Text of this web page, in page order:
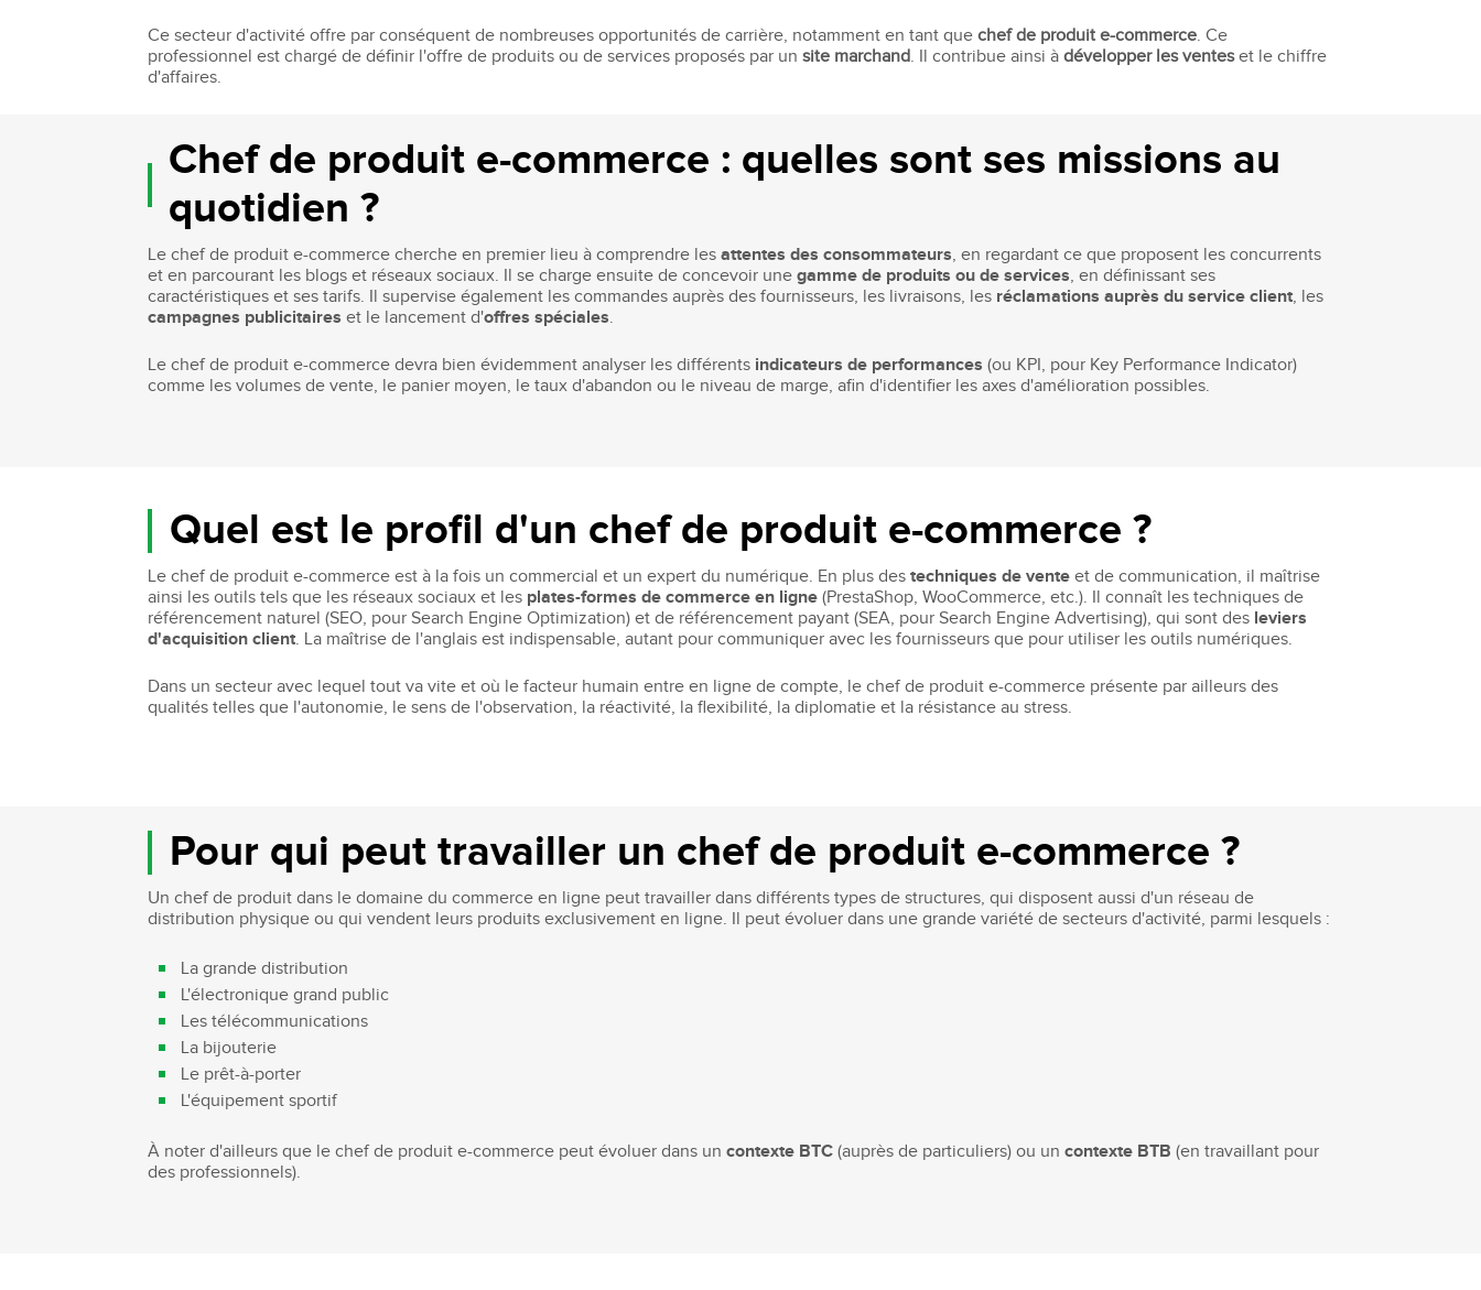
Ce secteur d'activité offre par conséquent de nombreuses opportunités de carrière, notamment en tant quechef de produit e-commerce. Ce
professionnel est chargé de définir l'offre de produits ou de services proposés par unsite marchand. Il contribue ainsi àdévelopper les venteset le chiffre
d'affaires.
Chef de produit e-commerce : quelles sont ses missions au
quotidien ?
Le chef de produit e-commerce cherche en premier lieu à comprendre lesattentes des consommateurs, en regardant ce que proposent les concurrents
et en parcourant les blogs et réseaux sociaux. Il se charge ensuite de concevoir unegamme de produits ou de services, en définissant ses
caractéristiques et ses tarifs. Il supervise également les commandes auprès des fournisseurs, les livraisons, les réclamations auprès du service client, les
campagnes publicitaires et le lancement d'offres spéciales.
Le chef de produit e-commerce devra bien évidemment analyser les différents indicateurs de performances (ou KPI, pour Key Performance Indicator)
comme les volumes de vente, le panier moyen, le taux d'abandon ou le niveau de marge, afin d'identifier les axes d'amélioration possibles.
Quel est le profil d'un chef de produit e-commerce ?
Le chef de produit e-commerce est à la fois un commercial et un expert du numérique. En plus destechniques de vente et de communication, il maîtrise
ainsi les outils tels que les réseaux sociaux et les plates-formes de commerce en ligne (PrestaShop, WooCommerce, etc.). Il connaît les techniques de
référencement naturel (SEO, pour Search Engine Optimization) et de référencement payant (SEA, pour Search Engine Advertising), qui sont des leviers
d'acquisition client. La maîtrise de l'anglais est indispensable, autant pour communiquer avec les fournisseurs que pour utiliser les outils numériques.
Dans un secteur avec lequel tout va vite et où le facteur humain entre en ligne de compte, le chef de produit e-commerce présente par ailleurs des
qualités telles que l'autonomie, le sens de l'observation, la réactivité, la flexibilité, la diplomatie et la résistance au stress.
Pour qui peut travailler un chef de produit e-commerce ?
Un chef de produit dans le domaine du commerce en ligne peut travailler dans différents types de structures, qui disposent aussi d'un réseau de
distribution physique ou qui vendent leurs produits exclusivement en ligne. Il peut évoluer dans une grande variété de secteurs d'activité, parmi lesquels :
La grande distribution
L'électronique grand public
Les télécommunications
La bijouterie
Le prêt-à-porter
L'équipement sportif
À noter d'ailleurs que le chef de produit e-commerce peut évoluer dans uncontexte BTC (auprès de particuliers) ou uncontexte BTB (en travaillant pour
des professionnels).
Le programme International à l'ESGCI
Étudier à l'international
Programme Disney
Former vos collaborateurs
Bachelor Commerce Marketing
Bachelor Marketing digital
événementiels et digitaux
Bachelor Communication
Marketing d'influence et Brand Content
Environnement
Bachelor Luxe – Développement
Commercial et Marketing
Mastère Supply Chain et e-Logistique
Mastère Marketing du Luxe
Cosmétiques et Bien-être
Mastère Big Data & Intelligence
MBA
MBA Management et Gestion d'un